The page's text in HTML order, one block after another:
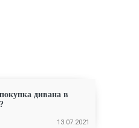
дивана в
13.07.2021